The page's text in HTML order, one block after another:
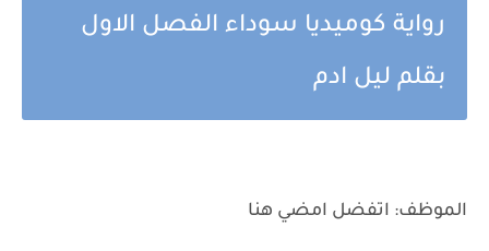
رواية كوميديا سوداء الفصل الاول
بقلم ليل ادم
الموظف: اتفضل امضي هنا